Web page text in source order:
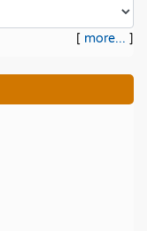
[ more... ]